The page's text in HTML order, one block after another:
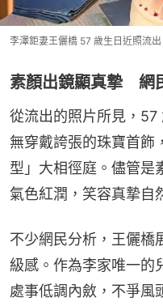
李澤鉅妻王儷橋 57 歲生日近照流
素顏出鏡顯真摯 網
從流出的照片所見，57
無穿戴誇張的珠寶首飾
型」大相徑庭。儘管是
氣色紅潤，笑容真摯自
不少網民分析，王儷橋
級感。作為李家唯一的
處事低調內斂，不爭風